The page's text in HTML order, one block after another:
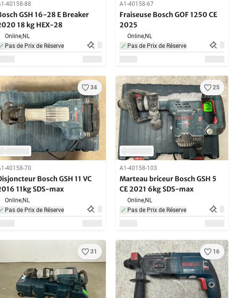
40158-88
GSH 16-28 E Breaker
18 kg HEX-28
Online,NL
Pas de Prix de Réserve
A1-40158-67
Fraiseuse Bosch GOF 1250 CE
2025
Online,NL
Pas de Prix de Réserve
34
40158-70
Bosch GSH 11 VC
11kg SDS-max
Online,NL
Pas de Prix de Réserve
25
A1-40158-103
Marteau briceur Bosch GSH 5
CE 2021 6kg SDS-max
Online,NL
Pas de Prix de Réserve
31 16